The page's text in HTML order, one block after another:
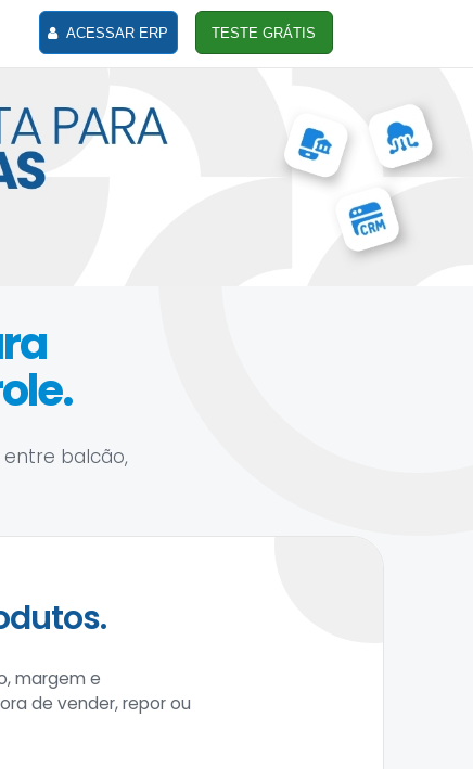
ACESSAR ERP TESTE GRÁTIS
balcão,
margem e
de vender, repor ou